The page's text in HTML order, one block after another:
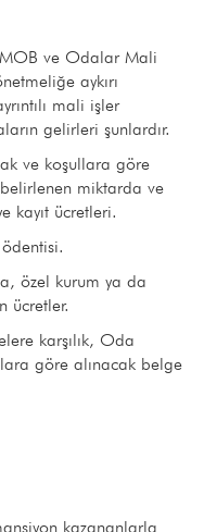
ve Odalar Mali
aykırı
mali işler
gelirleri şunlardır.
ve koşullara göre
miktarda ve
kayıt ücretleri.
özel kurum ya da
ücretler.
karşılık, Oda
göre alınacak belge
kazananlarla